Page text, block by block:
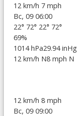
12 km/h 7 mph
Вс, 09 06:00
22° 72° 22° 72°
69%
1014 hPa29.94 inHg
12 km/h N8 mph N
12 km/h 8 mph
Вс, 09 09:00